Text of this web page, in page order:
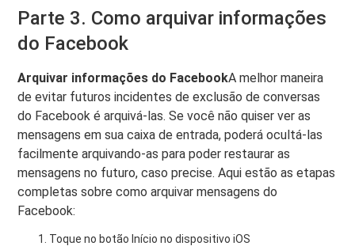
Parte 3. Como arquivar informações
do Facebook
Arquivar informações do FacebookA melhor maneira
de evitar futuros incidentes de exclusão de conversas
do Facebook é arquivá-las. Se você não quiser ver as
mensagens em sua caixa de entrada, poderá ocultá-las
facilmente arquivando-as para poder restaurar as
mensagens no futuro, caso precise. Aqui estão as etapas
completas sobre como arquivar mensagens do
Facebook:
Toque no botão Início no dispositivo iOS